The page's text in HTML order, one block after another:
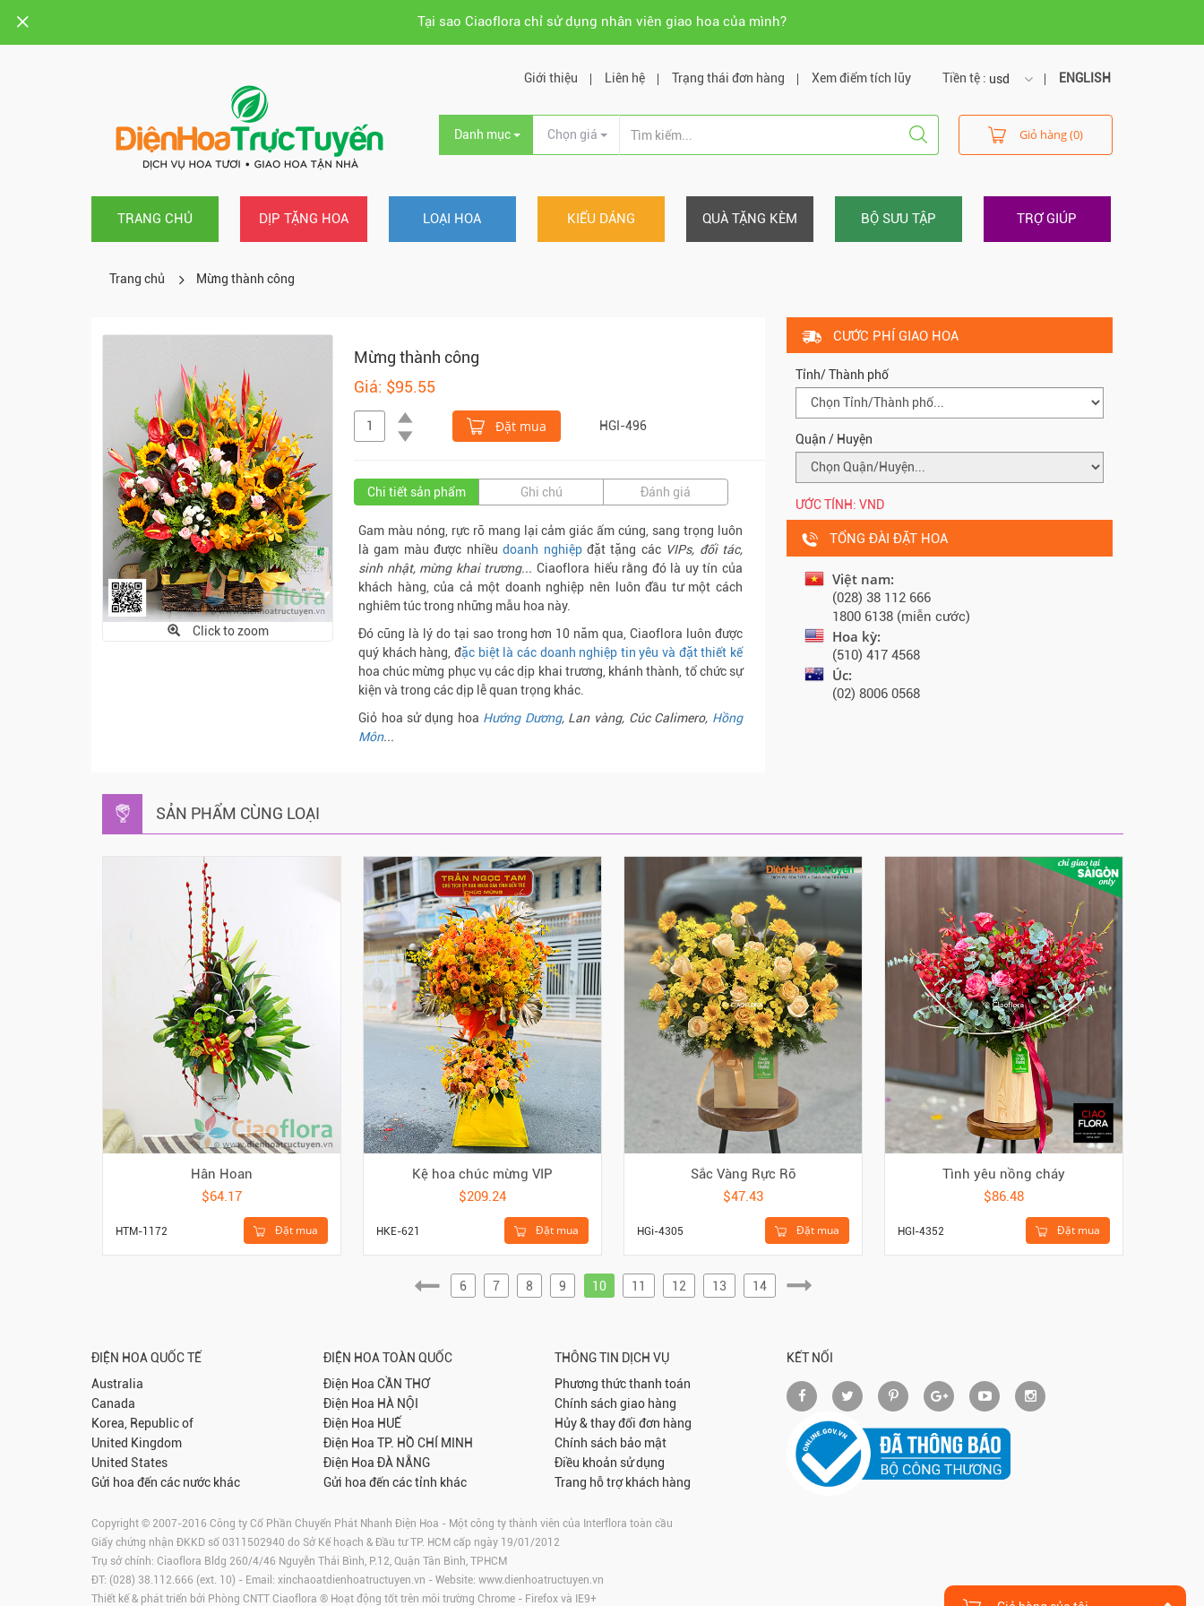
Tại sao Ciaoflora chỉ sử dụng nhân viên giao hoa của mình?
Tiền tệ : usd
usd
vnd
ENGLISH
Giới thiệu Liên hệ Trạng thái đơn hàng Xem điểm tích lũy
Danh mục Chọn giá Giỏ hàng (0)
TRANG CHỦ DỊP TẶNG HOA LOẠI HOA KIỂU DÁNG QUÀ TẶNG KÈM BỘ SƯU TẬP TRỢ GIÚP
Trang chủ Mừng thành công
Click to zoom
Mừng thành công
Giá: $95.55
Đặt mua HGI-496
Chi tiết sản phẩm Ghi chú Đánh giá
Gam màu nóng, rực rỡ mang lại cảm giác ấm cúng, sang trọng luôn
là gam màu được nhiềudoanh nghiệpđặt tặng cácVIPs, đối tác,
sinh nhật, mừng khai trương... Ciaoflora hiểu rằng đó là uy tín của
khách hàng, của cả một doanh nghiệp nên luôn đầu tư một cách
nghiêm túc trong những mẫu hoa này.
Đó cũng là lý do tại sao trong hơn 10 năm qua, Ciaoflora luôn được
quý khách hàng, đặc biệt là các doanh nghiệp tin yêu và đặt thiết kế
hoa chúc mừng phục vụ các dịp khai trương, khánh thành, tổ chức sự
kiện và trong các dịp lễ quan trọng khác.
Giỏ hoa sử dụng hoa Hướng Dương, Lan vàng, Cúc Calimero, Hồng
Môn...
CƯỚC PHÍ GIAO HOA
Tỉnh/ Thành phố
Quận / Huyện
ƯỚC TÍNH: VND
TỔNG ĐÀI ĐẶT HOA
Việt nam:
(028) 38 112 666
1800 6138 (miễn cước)
Hoa kỳ:
(510) 417 4568
Úc:
(02) 8006 0568
SẢN PHẨM CÙNG LOẠI
Hân Hoan
$64.17
Đặt mua
HTM-1172
Kệ hoa chúc mừng VIP
$209.24
Đặt mua
HKE-621
Sắc Vàng Rực Rỡ
$47.43
Đặt mua
HGi-4305
Tình yêu nồng cháy
$86.48
Đặt mua
HGI-4352
6 7 8 9 10 11 12 13 14
ĐIỆN HOA QUỐC TẾ
Australia
Canada
Korea, Republic of
United Kingdom
United States
Gửi hoa đến các nước khác
ĐIỆN HOA TOÀN QUỐC
Điện Hoa CẦN THƠ
Điện Hoa HÀ NỘI
Điện Hoa HUẾ
Điện Hoa TP. HỒ CHÍ MINH
Điện Hoa ĐÀ NẴNG
Gửi hoa đến các tỉnh khác
THÔNG TIN DỊCH VỤ
Phương thức thanh toán
Chính sách giao hàng
Hủy & thay đổi đơn hàng
Chính sách bảo mật
Điều khoản sử dụng
Trang hỗ trợ khách hàng
Copyright © 2007-2016 Công ty Cổ Phần Chuyển Phát Nhanh Điện Hoa - Một công ty thành viên của Interflora toàn cầu
Giấy chứng nhận ĐKKD số 0311502940 do Sở Kế hoạch & Đầu tư TP. HCM cấp ngày 19/01/2012
Trụ sở chính: Ciaoflora Bldg 260/4/46 Nguyễn Thái Bình, P.12, Quận Tân Bình, TPHCM
ĐT: (028) 38.112.666 (ext. 10) - Email: xinchaoatdienhoatructuyen.vn - Website: www.dienhoatructuyen.vn
Thiết kế & phát triển bởi Phòng CNTT Ciaoflora ® Hoạt động tốt trên môi trường Chrome - Firefox và IE9+
KẾT NỐI